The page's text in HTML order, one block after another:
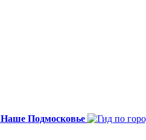
Наше Подмосковье